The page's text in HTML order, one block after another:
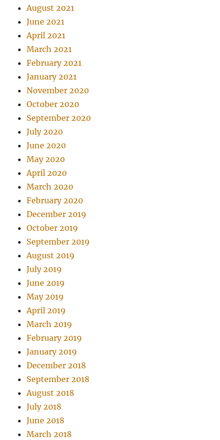
August 2021
June 2021
April 2021
March 2021
February 2021
January 2021
November 2020
October 2020
September 2020
July 2020
June 2020
May 2020
April 2020
March 2020
February 2020
December 2019
October 2019
September 2019
August 2019
July 2019
June 2019
May 2019
April 2019
March 2019
February 2019
January 2019
December 2018
September 2018
August 2018
July 2018
June 2018
March 2018